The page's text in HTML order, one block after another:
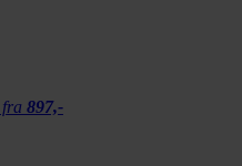
897,-